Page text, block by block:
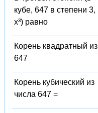
кубе, 647 в степени 3,
x³) равно
Корень квадратный из
647
Корень кубический из
числа 647 =